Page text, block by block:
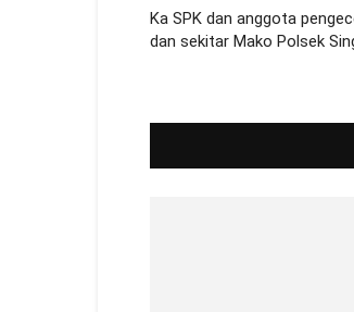
Ka SPK dan anggota
dan sekitar Mako Polsek